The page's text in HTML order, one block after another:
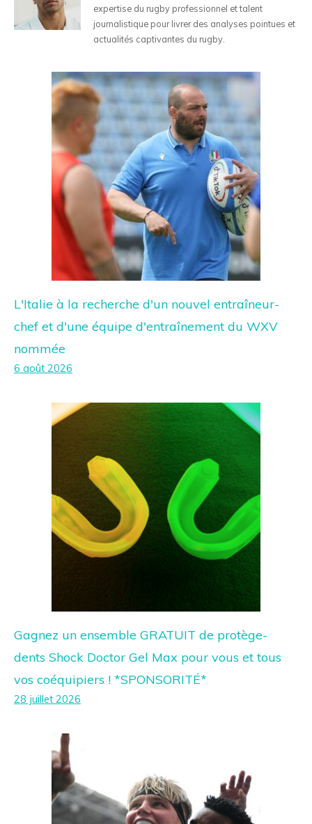
expertise du rugby professionnel et talent
journalistique pour livrer des analyses pointues et
actualités captivantes du rugby.
L'Italie à la recherche d'un nouvel entraîneur-
chef et d'une équipe d'entraînement du WXV
nommée
6 août 2026
Gagnez un ensemble GRATUIT de protège-
dents Shock Doctor Gel Max pour vous et tous
vos coéquipiers ! *SPONSORITÉ*
28 juillet 2026